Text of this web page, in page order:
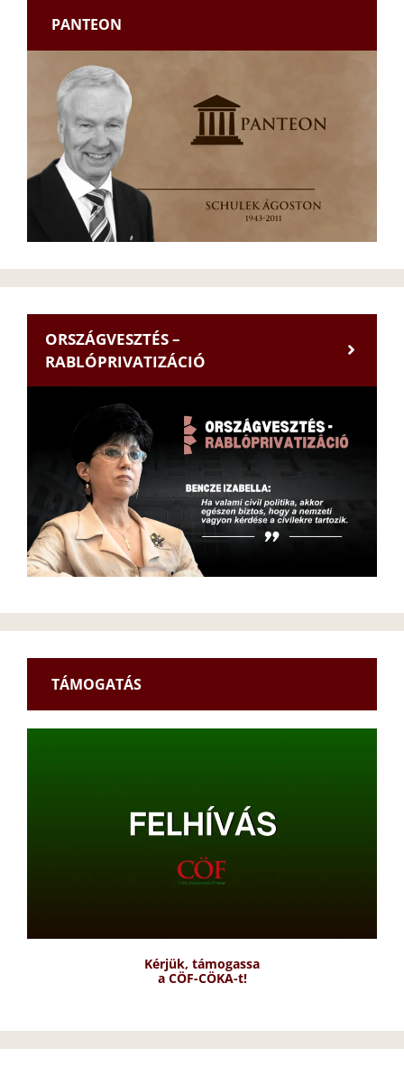
PANTEON
ORSZÁGVESZTÉS –
RABLÓPRIVATIZÁCIÓ
TÁMOGATÁS
Kérjük, támogassa
a CÖF-CÖKA-t!